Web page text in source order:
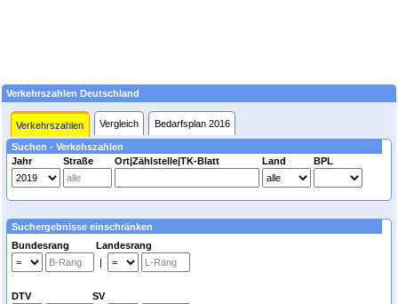
Verkehrszahlen Deutschland
Verkehrszahlen Vergleich Bedarfsplan 2016
Suchen - Verkehszahlen
Jahr
Straße Ort|Zählstelle|TK-Blatt Land BPL
Suchergebnisse einschränken
Bundesrang Landesrang
|
DTV SV